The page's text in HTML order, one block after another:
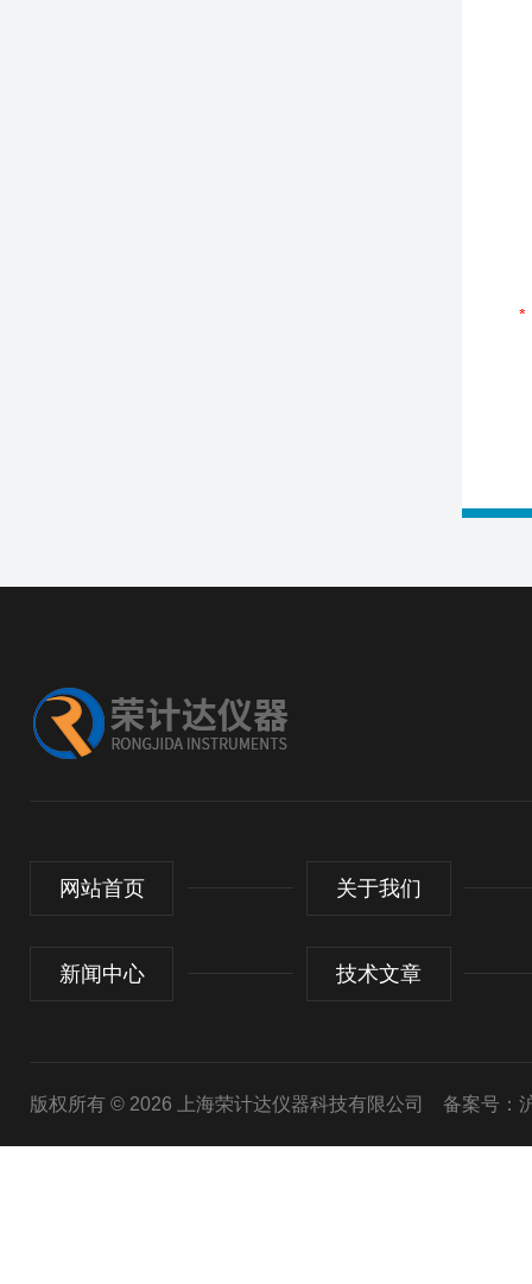
网站首页 关于我们
新闻中心 技术文章
版权所有 © 2026 上海荣计达仪器科技有限公司 备案号：